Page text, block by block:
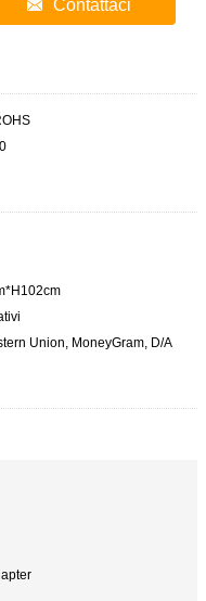
Contattaci
Union, MoneyGram, D/A